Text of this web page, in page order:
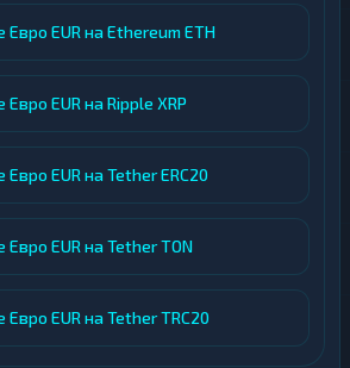
EUR на Ethereum ETH
EUR на Ripple XRP
EUR на Tether ERC20
EUR на Tether TON
EUR на Tether TRC20